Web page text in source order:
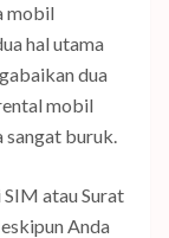
mobil
hal utama
dua
mobil
sangat buruk.
atau Surat
Anda